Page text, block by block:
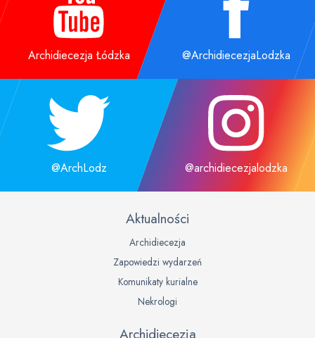
Archidiecezja Łódzka @ArchidiecezjaLodzka
@ArchLodz @archidiecezjalodzka
Aktualności
Archidiecezja
Zapowiedzi wydarzeń
Komunikaty kurialne
Nekrologi
Archidiecezja